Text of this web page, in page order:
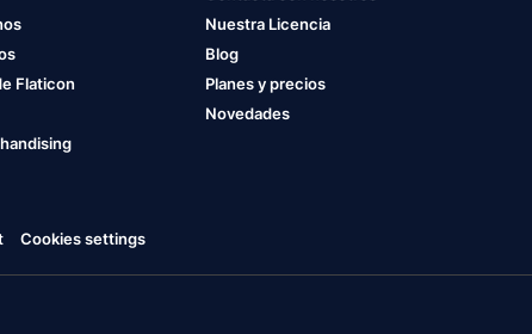
Flaticon
Nuestra Licencia
Blog
Planes y precios
Novedades
Cookies settings